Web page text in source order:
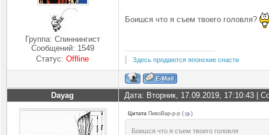
Группа: Спиннингист
Сообщений: 1549
Статус:Offline
Боишся что я съем твоего головля?
Здесь продаются японские снасти
Dayag Дата: Вторник, 17.09.2019, 17:10:43 |
Цитата ПивоВар-р-р ( )
Боишся что я съем твоего головля